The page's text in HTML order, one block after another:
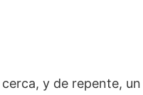
y de repente,